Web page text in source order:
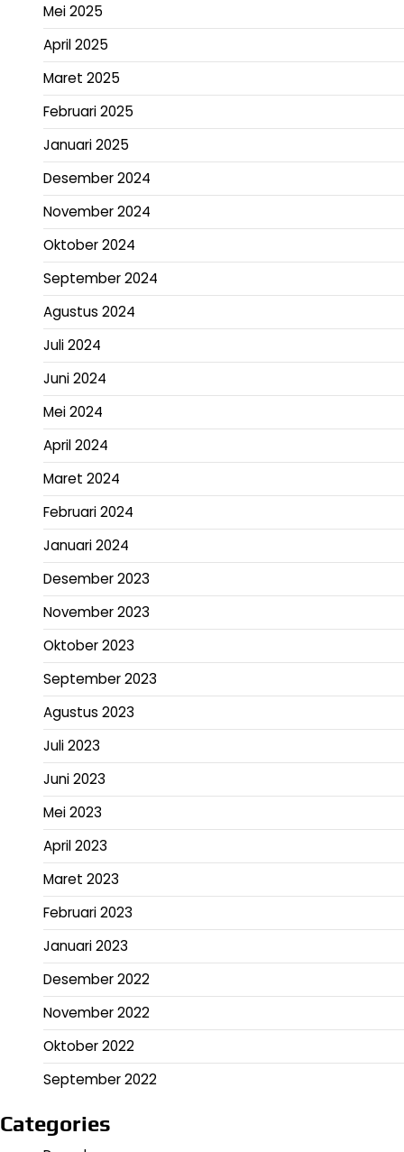
Mei 2025
April 2025
Maret 2025
Februari 2025
Januari 2025
Desember 2024
November 2024
Oktober 2024
September 2024
Agustus 2024
Juli 2024
Juni 2024
Mei 2024
April 2024
Maret 2024
Februari 2024
Januari 2024
Desember 2023
November 2023
Oktober 2023
September 2023
Agustus 2023
Juli 2023
Juni 2023
Mei 2023
April 2023
Maret 2023
Februari 2023
Januari 2023
Desember 2022
November 2022
Oktober 2022
September 2022
Categories